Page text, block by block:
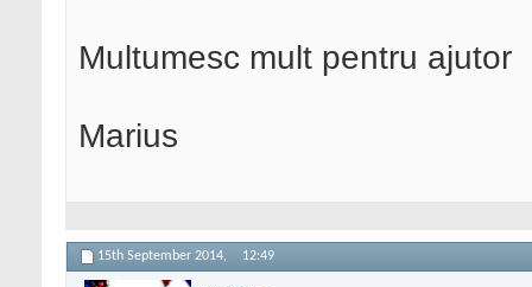
Multumesc mult pentru ajutor
Marius
15th September 2014, 12:49